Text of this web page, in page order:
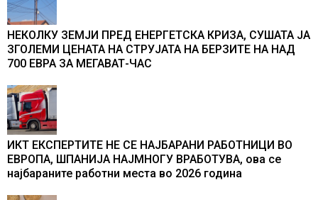
НЕКОЛКУ ЗЕМЈИ ПРЕД ЕНЕРГЕТСКА КРИЗА, СУШАТА ЈА
ЗГОЛЕМИ ЦЕНАТА НА СТРУЈАТА НА БЕРЗИТЕ НА НАД
700 ЕВРА ЗА МЕГАВАТ-ЧАС
ИКТ ЕКСПЕРТИТЕ НЕ СЕ НАЈБАРАНИ РАБОТНИЦИ ВО
ЕВРОПА, ШПАНИЈА НАЈМНОГУ ВРАБОТУВА, oва се
најбараните работни места во 2026 година